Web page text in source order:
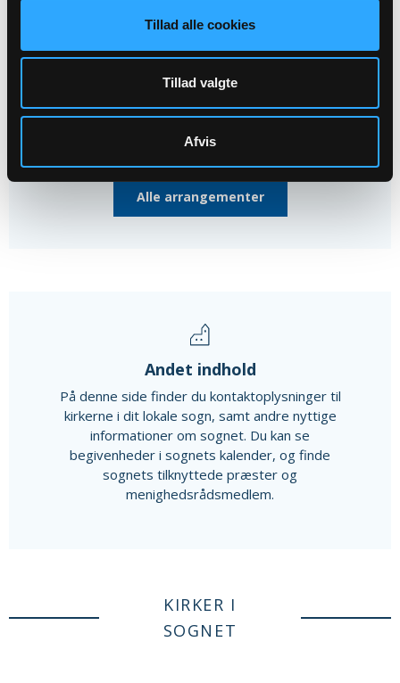
Tillad alle cookies
Tillad valgte
Afvis
29
SEP
Et lille lys i et stort mørke -...
Kasted Kirke, kl. 19:00
Alle arrangementer
Andet indhold
På denne side finder du kontaktoplysninger til
kirkerne i dit lokale sogn, samt andre nyttige
informationer om sognet. Du kan se
begivenheder i sognets kalender, og finde
sognets tilknyttede præster og
menighedsrådsmedlem.
KIRKER I
SOGNET